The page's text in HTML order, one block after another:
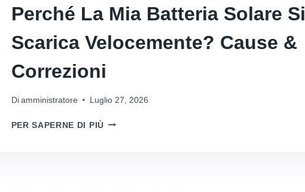
SOLARI
IL
MASSIMO
RISPARMIO
2026
Perché La Mia Batteria Solare Si
Scarica Velocemente? Cause &
Correzioni
Di amministratore Luglio 27, 2026
PER SAPERNE DI PIÙPERCHÉ